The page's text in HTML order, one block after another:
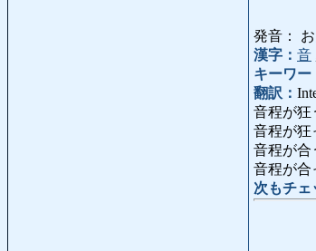
発音：
漢字： 音
キーワー
翻訳：
音程が狂
音程が狂
音程が合
音程が合
次もチェ